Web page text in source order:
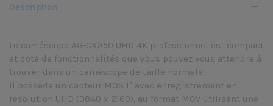
Description
Le caméscope AG-CX350 UHD 4K professionnel est compact
et doté de fonctionnalités que vous pouvez vous attendre à
trouver dans un caméscope de taille normale.
Il possède un capteur MOS 1" avec enregistrement en
résolution UHD (3840 x 2160), au format MOV utilisant une